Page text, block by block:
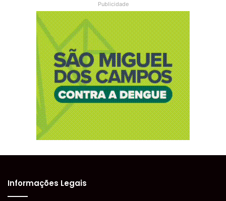
Publicidade
Informações Legais